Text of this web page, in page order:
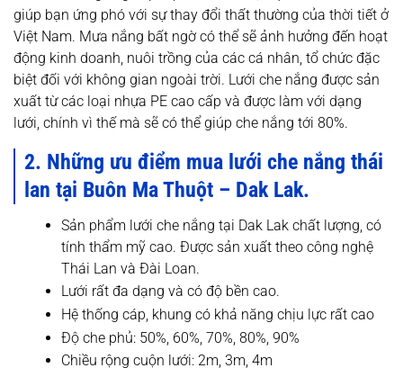
giúp bạn ứng phó với sự thay đổi thất thường của thời tiết ở
Việt Nam. Mưa nắng bất ngờ có thể sẽ ảnh hưởng đến hoạt
động kinh doanh, nuôi trồng của các cá nhân, tổ chức đặc
biệt đối với không gian ngoài trời. Lưới che nắng được sản
xuất từ các loại nhựa PE cao cấp và được làm với dạng
lưới, chính vì thế mà sẽ có thể giúp che nắng tới 80%.
2. Những ưu điểm mua lưới che nắng thái
lan tại Buôn Ma Thuột – Dak Lak.
Sản phẩm lưới che nắng tại Dak Lak chất lượng, có
tính thẩm mỹ cao. Được sản xuất theo công nghệ
Thái Lan và Đài Loan.
Lưới rất đa dạng và có độ bền cao.
Hệ thống cáp, khung có khả năng chịu lực rất cao
Độ che phủ: 50%, 60%, 70%, 80%, 90%
Chiều rộng cuộn lưới: 2m, 3m, 4m